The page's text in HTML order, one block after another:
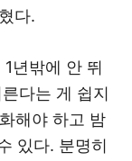
다.
년밖에 안 뛰
다는 게 쉽지
해야 하고 밤
있다. 분명히